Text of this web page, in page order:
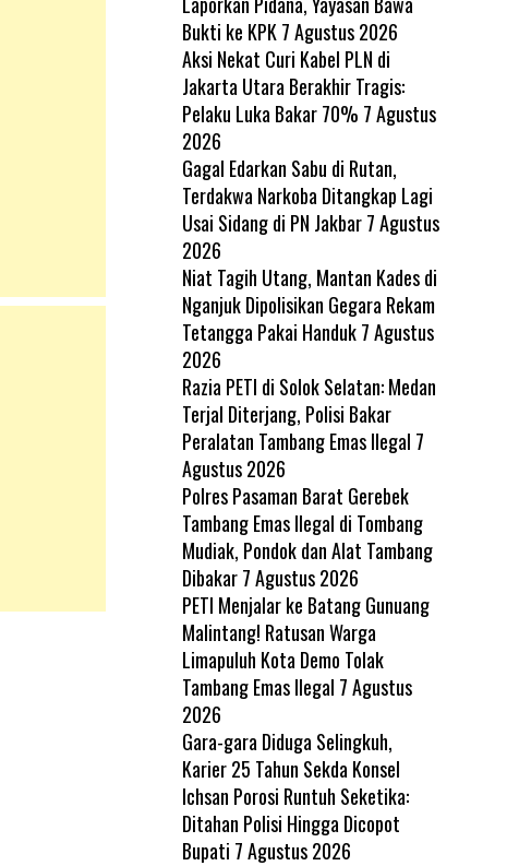
Bukti ke KPK 7 Agustus 2026
Aksi Nekat Curi Kabel PLN di
Jakarta Utara Berakhir Tragis:
Pelaku Luka Bakar 70% 7 Agustus
2026
Gagal Edarkan Sabu di Rutan,
Terdakwa Narkoba Ditangkap Lagi
Usai Sidang di PN Jakbar 7 Agustus
2026
Niat Tagih Utang, Mantan Kades di
Nganjuk Dipolisikan Gegara Rekam
Tetangga Pakai Handuk 7 Agustus
2026
Razia PETI di Solok Selatan: Medan
Terjal Diterjang, Polisi Bakar
Peralatan Tambang Emas Ilegal 7
Agustus 2026
Polres Pasaman Barat Gerebek
Tambang Emas Ilegal di Tombang
Mudiak, Pondok dan Alat Tambang
Dibakar 7 Agustus 2026
PETI Menjalar ke Batang Gunuang
Malintang! Ratusan Warga
Limapuluh Kota Demo Tolak
Tambang Emas Ilegal 7 Agustus
2026
Gara-gara Diduga Selingkuh,
Karier 25 Tahun Sekda Konsel
Ichsan Porosi Runtuh Seketika:
Ditahan Polisi Hingga Dicopot
Bupati 7 Agustus 2026